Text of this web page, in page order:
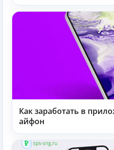
Как заработать в
айфон